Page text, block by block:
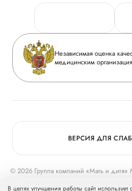
Руководство
Сотрудничество
Инвесторам
Журнал «Мать и дитя»
Вакансии
Медицинский туризм
Персональные данные
Горячая линия качества
Вопрос-ответ
Приложение пациента
Статьи
Независимая оценка
медицинским
© 2026 Группа компаний «Мать и
ВЕРСИЯ ДЛЯ
В целях улучшения работы сайт